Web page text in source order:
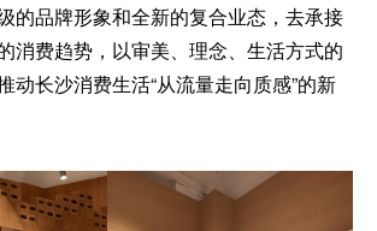
的品牌形象和全新的复合业态，去承接
消费趋势，以审美、理念、生活方式的
动长沙消费生活“从流量走向质感”的新